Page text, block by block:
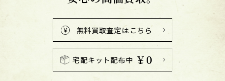
無料買取査定はこちら
宅配キット配布中 ￥0